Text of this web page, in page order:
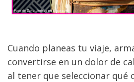
Cuando planeas tu viaje,
convertirse en un dolor de
al tener que seleccionar qué